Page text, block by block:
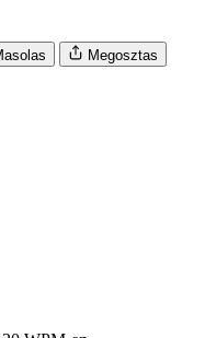
Megosztas